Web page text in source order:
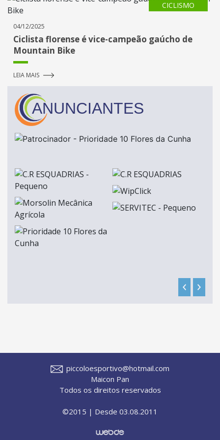
CICLISMO
04/12/2025
Ciclista florense é vice-campeão gaúcho de
Mountain Bike
LEIA MAIS
ANUNCIANTES
piccoloesportivo@hotmail.com
Maicon Pan
Todos os direitos reservados
©2015 | Desde 03.08.2011